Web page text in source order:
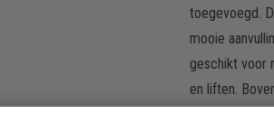
toegevoegd.
mooie
geschikt voor
en liften.